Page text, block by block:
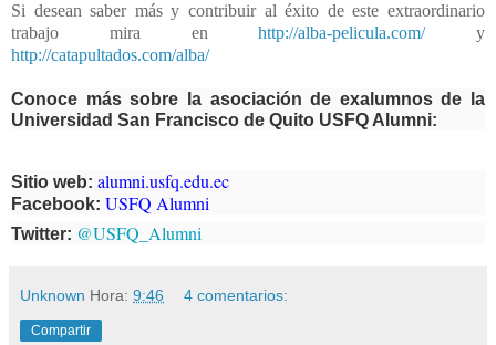
Si desean saber más y contribuir al éxito de este extraordinario
trabajo mira enhttp://alba-pelicula.com/y
http://catapultados.com/alba/
Conoce más sobre la asociación de exalumnos de la
Universidad San Francisco de Quito USFQ Alumni:
Sitio web: alumni.usfq.edu.ec
Facebook: USFQ Alumni
Twitter: @USFQ_Alumni
Unknown Hora: 9:46 4 comentarios:
Compartir